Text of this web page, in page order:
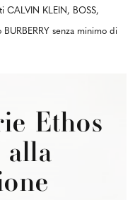
CALVIN KLEIN, BOSS,
senza minimo di
Ethos
alla